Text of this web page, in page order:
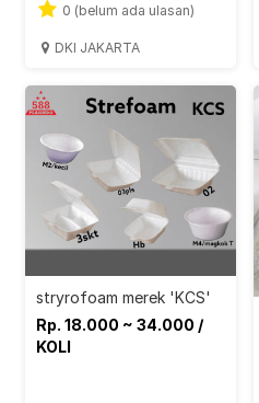
0 (belum ada ulasan)
DKI JAKARTA
stryrofoam merek 'KCS'
Rp. 18.000 ~ 34.000 /
KOLI